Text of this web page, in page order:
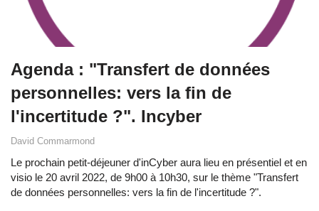
Agenda : "Transfert de données
personnelles: vers la fin de
l'incertitude ?". Incyber
David Commarmond
Le prochain petit-déjeuner d'inCyber aura lieu en présentiel et en
visio le 20 avril 2022, de 9h00 à 10h30, sur le thème "Transfert
de données personnelles: vers la fin de l'incertitude ?".